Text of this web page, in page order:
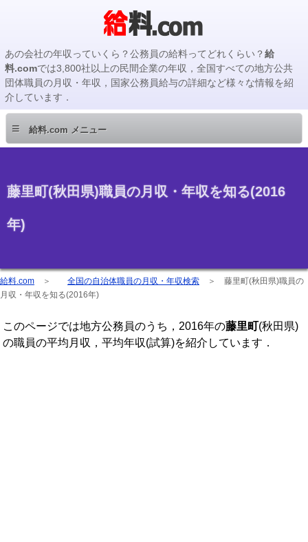
あの会社の年収っていくら？公務員の給料ってどれくらい？給
料.comでは3,800社以上の民間企業の年収，全国すべての地方公共
団体職員の月収・年収，国家公務員給与の詳細など様々な情報を紹
介しています．
≡ 給料.com メニュー
藤里町(秋田県)職員の月収・年収を知る(2016
年)
給料.com ＞ 全国の自治体職員の月収・年収検索 ＞ 藤里町(秋田県)職員の
月収・年収を知る(2016年)
このページでは地方公務員のうち，2016年の藤里町(秋田県)
の職員の平均月収，平均年収(試算)を紹介しています．